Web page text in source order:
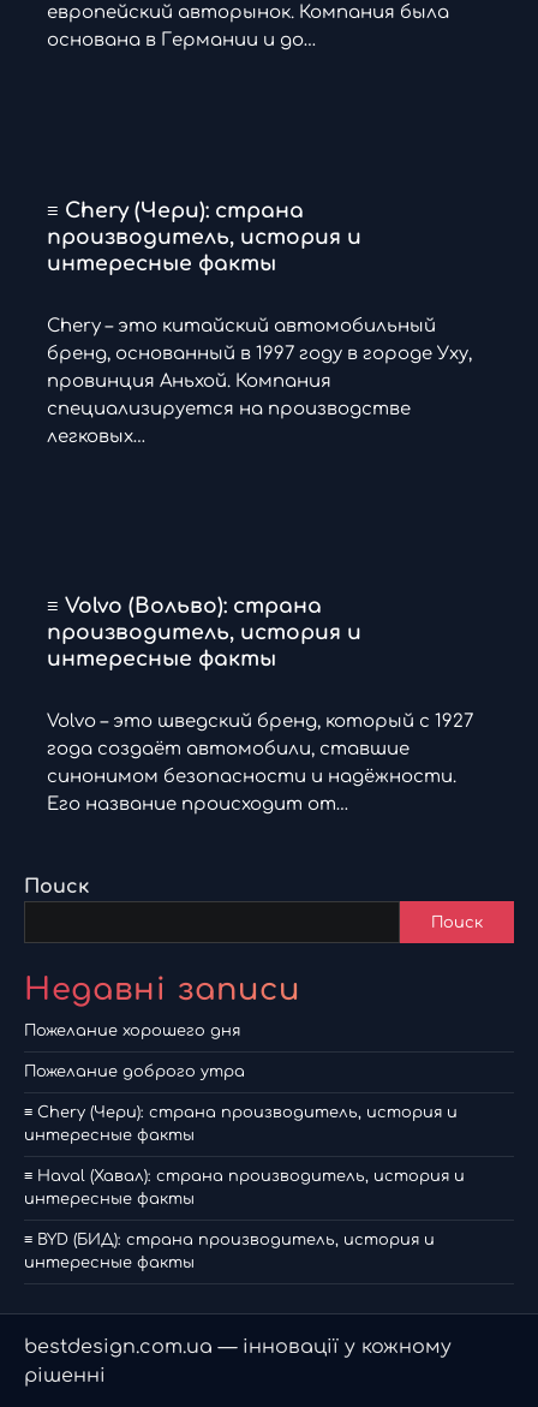
европейский авторынок. Компания была
основана в Германии и до…
≡ Chery (Чери): страна
производитель, история и
интересные факты
Chery – это китайский автомобильный
бренд, основанный в 1997 году в городе Уху,
провинция Аньхой. Компания
специализируется на производстве
легковых…
≡ Volvo (Вольво): страна
производитель, история и
интересные факты
Volvo – это шведский бренд, который с 1927
года создаёт автомобили, ставшие
синонимом безопасности и надёжности.
Его название происходит от…
Поиск
Поиск
Недавні записи
Пожелание хорошего дня
Пожелание доброго утра
≡ Chery (Чери): страна производитель, история и
интересные факты
≡ Haval (Хавал): страна производитель, история и
интересные факты
≡ BYD (БИД): страна производитель, история и
интересные факты
bestdesign.com.ua — інновації у кожному
рішенні